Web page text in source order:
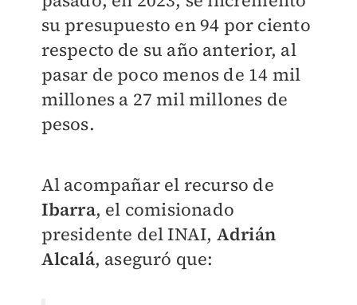
su presupuesto en 94 por ciento
respecto de su año anterior, al
pasar de poco menos de 14 mil
millones a 27 mil millones de
pesos.
Al acompañar el recurso de
Ibarra, el comisionado
presidente del INAI, Adrián
Alcalá, aseguró que: